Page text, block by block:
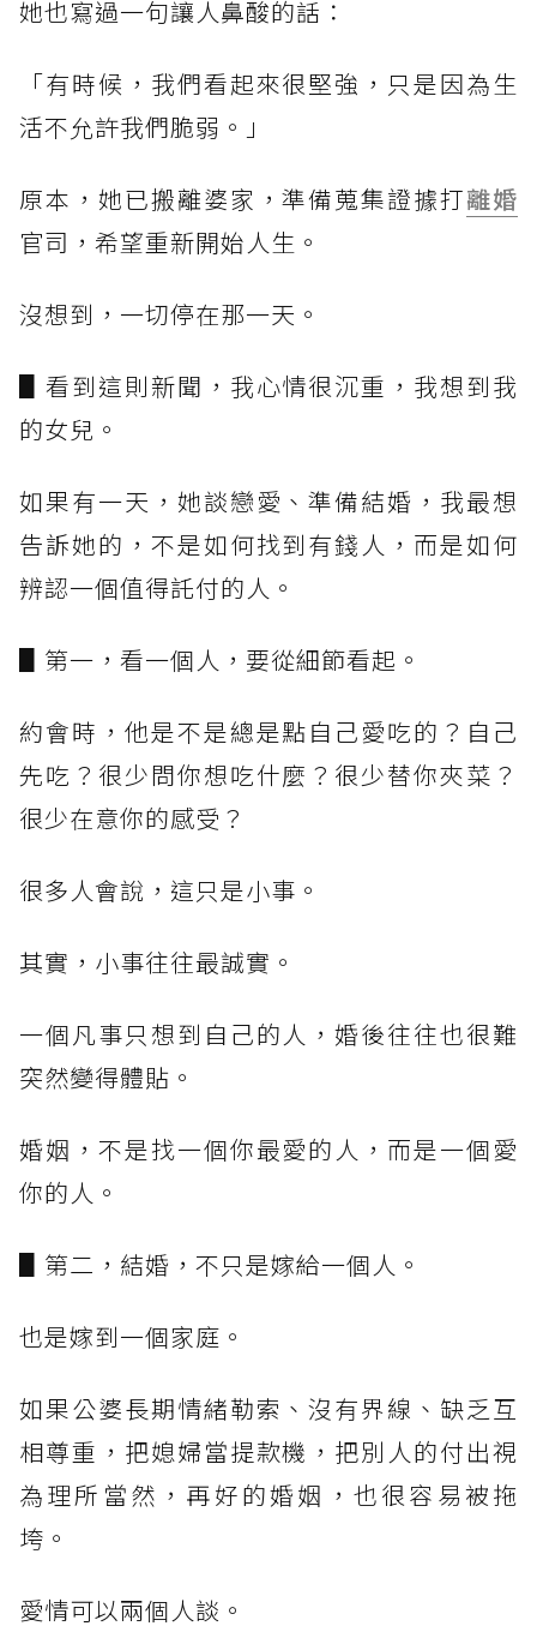
她也寫過一句讓人鼻酸的話：
「有時候，我們看起來很堅強，只是因為生
活不允許我們脆弱。」
原本，她已搬離婆家，準備蒐集證據打離婚
官司，希望重新開始人生。
沒想到，一切停在那一天。
▋看到這則新聞，我心情很沉重，我想到我
的女兒。
如果有一天，她談戀愛、準備結婚，我最想
告訴她的，不是如何找到有錢人，而是如何
辨認一個值得託付的人。
▋第一，看一個人，要從細節看起。
約會時，他是不是總是點自己愛吃的？自己
先吃？很少問你想吃什麼？很少替你夾菜？
很少在意你的感受？
很多人會說，這只是小事。
其實，小事往往最誠實。
一個凡事只想到自己的人，婚後往往也很難
突然變得體貼。
婚姻，不是找一個你最愛的人，而是一個愛
你的人。
▋第二，結婚，不只是嫁給一個人。
也是嫁到一個家庭。
如果公婆長期情緒勒索、沒有界線、缺乏互
相尊重，把媳婦當提款機，把別人的付出視
為理所當然，再好的婚姻，也很容易被拖
垮。
愛情可以兩個人談。